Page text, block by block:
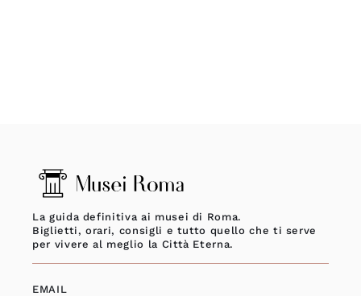
La guida definitiva ai musei di Roma.
Biglietti, orari, consigli e tutto quello che ti serve
per vivere al meglio la Città Eterna.
EMAIL